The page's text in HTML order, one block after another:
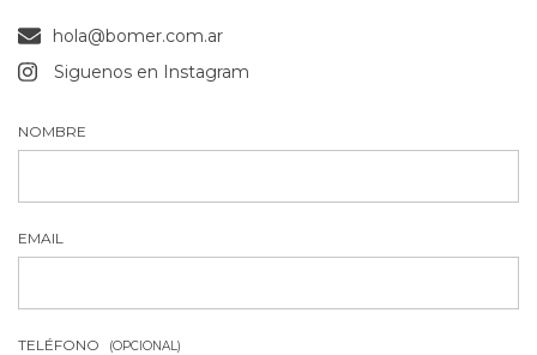
hola@bomer.com.ar
Siguenos en Instagram
NOMBRE
EMAIL
TELÉFONO (OPCIONAL)